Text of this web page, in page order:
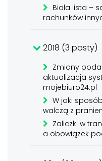
Biała lista –
rachunków
2018 (3 posty)
Zmiany
aktualizacja
mojebiuro24.pl
W jaki
walczą z
Zaliczki w
a obowiązek